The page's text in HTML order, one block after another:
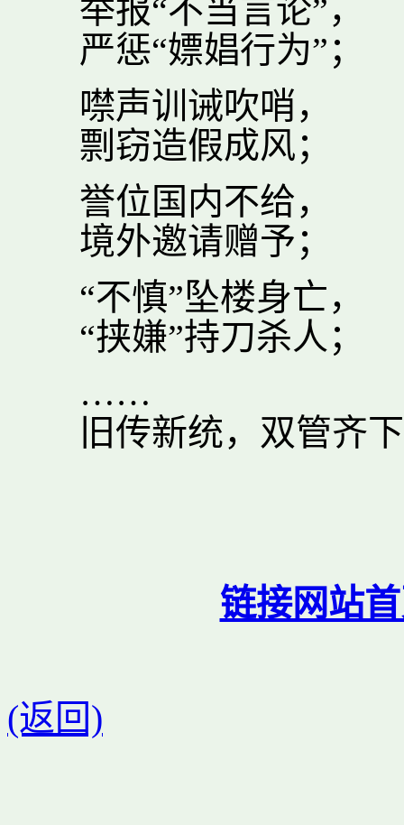
举报“不当言论”，
严惩“嫖娼行为”；
噤声训诫吹哨，
剽窃造假成风；
誉位国内不给，
境外邀请赠予；
“不慎”坠楼身亡，
“挟嫌”持刀杀人；
……
旧传新统，双管齐
链接网站
(返回)